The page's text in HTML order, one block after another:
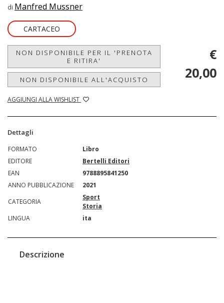
di Manfred Mussner
CARTACEO
NON DISPONIBILE PER IL 'PRENOTA
E RITIRA'
NON DISPONIBILE ALL'ACQUISTO
AGGIUNGI ALLA WISHLIST
€
20,00
Dettagli
FORMATO
Libro
EDITORE
Bertelli Editori
EAN
9788895841250
ANNO PUBBLICAZIONE
2021
CATEGORIA
Sport
Storia
LINGUA
ita
Descrizione